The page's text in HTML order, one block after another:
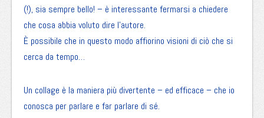
(!), sia sempre bello! – è interessante fermarsi a chiedere
che cosa abbia voluto dire l’autore.
È possibile che in questo modo affiorino visioni di ciò che si
cerca da tempo…
Un collage è la maniera più divertente – ed efficace – che io
conosca per parlare e far parlare di sé.